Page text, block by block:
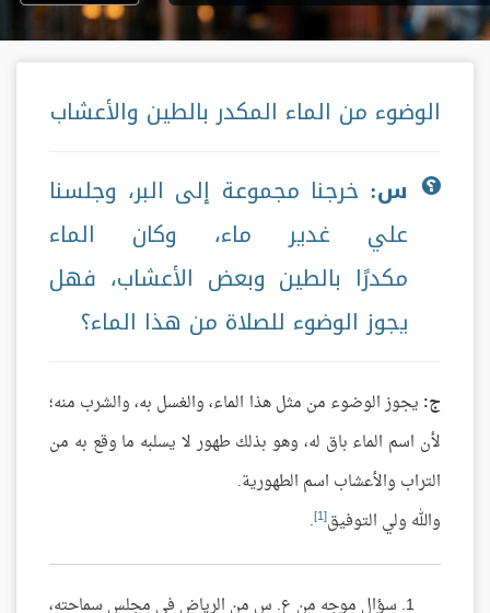
الوضوء من الماء المكدر بالطين والأعشاب
س: خرجنا مجموعة إلى البر، وجلسنا
علي غدير ماء، وكان الماء
مكدرًا بالطين وبعض الأعشاب، فهل
يجوز الوضوء للصلاة من هذا الماء؟
ج: يجوز الوضوء من مثل هذا الماء، والغسل به، والشرب منه؛
لأن اسم الماء باق له، وهو بذلك طهور لا يسلبه ما وقع به من
التراب والأعشاب اسم الطهورية.
والله ولي التوفيق[1]
.
سؤال موجه من ع. س من الرياض في مجلس سماحته،